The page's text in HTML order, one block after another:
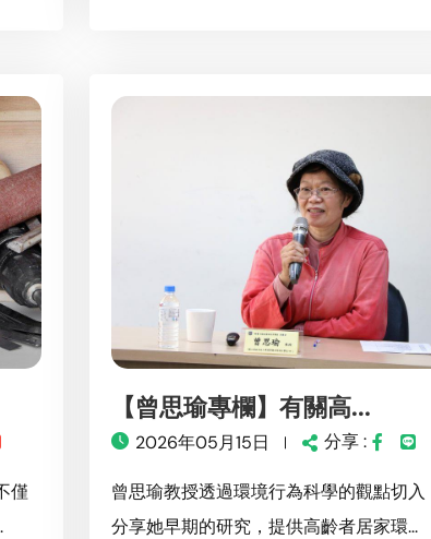
僅
【曾思瑜專欄】有關高...
2026年05月15日 分享 :
曾思瑜教授透過環境行為科學的觀點切入
分享她早期的研究，提供高齡者居家環...